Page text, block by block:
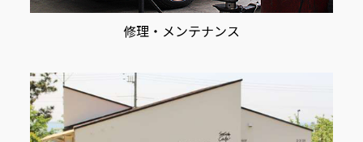
修理・メンテナンス